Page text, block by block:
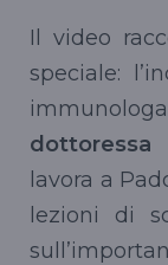
Il video
speciale:
dottoressa
lavora a
lezioni di